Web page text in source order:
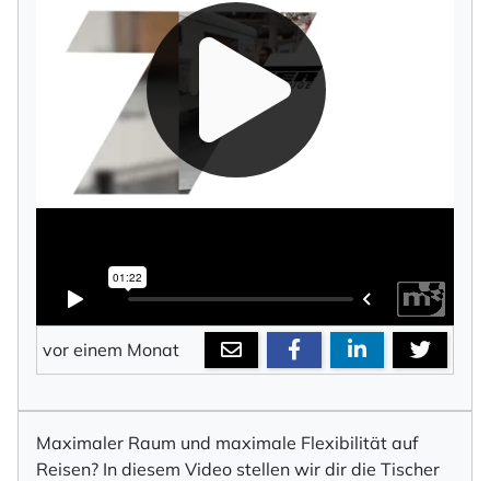
vor einem Monat
Maximaler Raum und maximale Flexibilität auf
Reisen? In diesem Video stellen wir dir die Tischer